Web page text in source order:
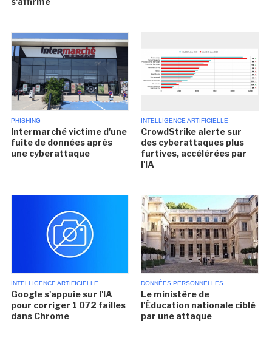
PHISHING
Intermarché victime d'une
fuite de données après
une cyberattaque
INTELLIGENCE ARTIFICIELLE
CrowdStrike alerte sur
des cyberattaques plus
furtives, accélérées par
l'IA
INTELLIGENCE ARTIFICIELLE
Google s'appuie sur l'IA
pour corriger 1 072 failles
dans Chrome
DONNÉES PERSONNELLES
Le ministère de
l'Éducation nationale ciblé
par une attaque